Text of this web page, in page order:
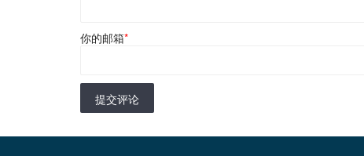
你的邮箱*
提交评论